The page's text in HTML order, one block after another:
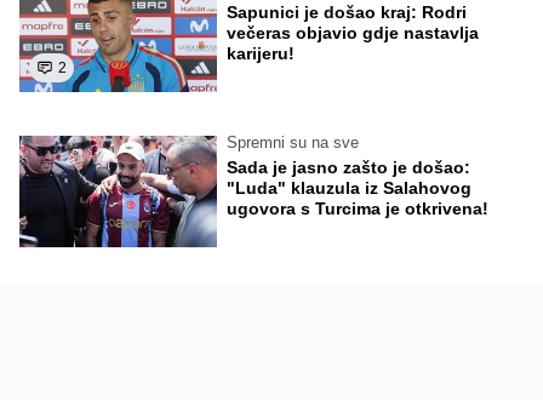
2
Sapunici je došao kraj: Rodri
večeras objavio gdje nastavlja
karijeru!
Spremni su na sve
Sada je jasno zašto je došao:
"Luda" klauzula iz Salahovog
ugovora s Turcima je otkrivena!